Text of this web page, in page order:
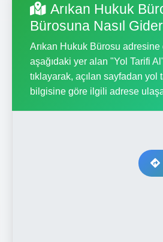
Arıkan Hukuk
Bürosuna Nasıl
Arıkan Hukuk Bürosu
aşağıdaki yer alan "Yol Tarifi
tıklayarak, açılan sayfadan yol
bilgisine göre ilgili adrese